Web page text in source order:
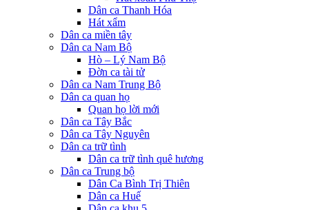
Dân ca Thanh Hóa
Hát xẩm
Dân ca miền tây
Dân ca Nam Bộ
Hò – Lý Nam Bộ
Đờn ca tài tử
Dân ca Nam Trung Bộ
Dân ca quan họ
Quan họ lời mới
Dân ca Tây Bắc
Dân ca Tây Nguyên
Dân ca trữ tình
Dân ca trữ tình quê hương
Dân ca Trung bộ
Dân Ca Bình Trị Thiên
Dân ca Huế